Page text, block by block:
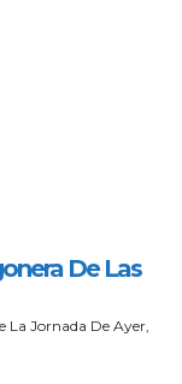
De Las
La Jornada De Ayer,